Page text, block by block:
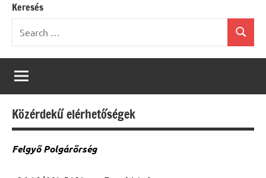
Keresés
for:
Search
Közérdekű elérhetőségek
Felgyő Polgárőrség